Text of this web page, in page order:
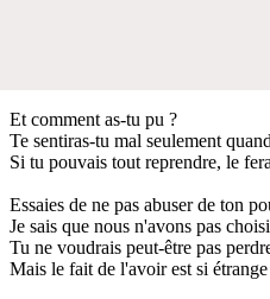
Et comment as-tu pu ?
Te sentiras-tu mal seulement
Si tu pouvais tout reprendre, le
Essaies de ne pas abuser de ton
Je sais que nous n'avons pas
Tu ne voudrais peut-être pas
Mais le fait de l'avoir est si étrange